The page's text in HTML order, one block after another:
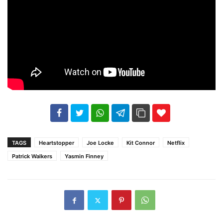
102 35
TAGS Heartstopper Joe Locke Kit Connor
Netflix
Patrick Walkers
Yasmin Finney